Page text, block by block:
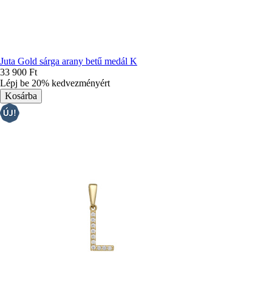
Juta Gold sárga arany betű medál K
33 900 Ft
Lépj be 20% kedvezményért